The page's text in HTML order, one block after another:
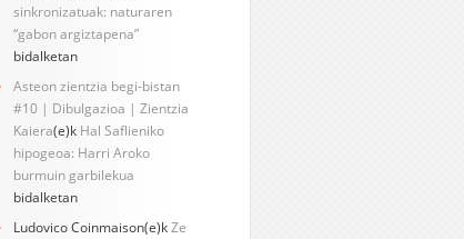
sinkronizatuak: naturaren
“gabon argiztapena”
bidalketan
Asteon zientzia begi-bistan
#10 | Dibulgazioa | Zientzia
Kaiera(e)k Hal Saflieniko
hipogeoa: Harri Aroko
burmuin garbilekua
bidalketan
Ludovico Coinmaison(e)kZe